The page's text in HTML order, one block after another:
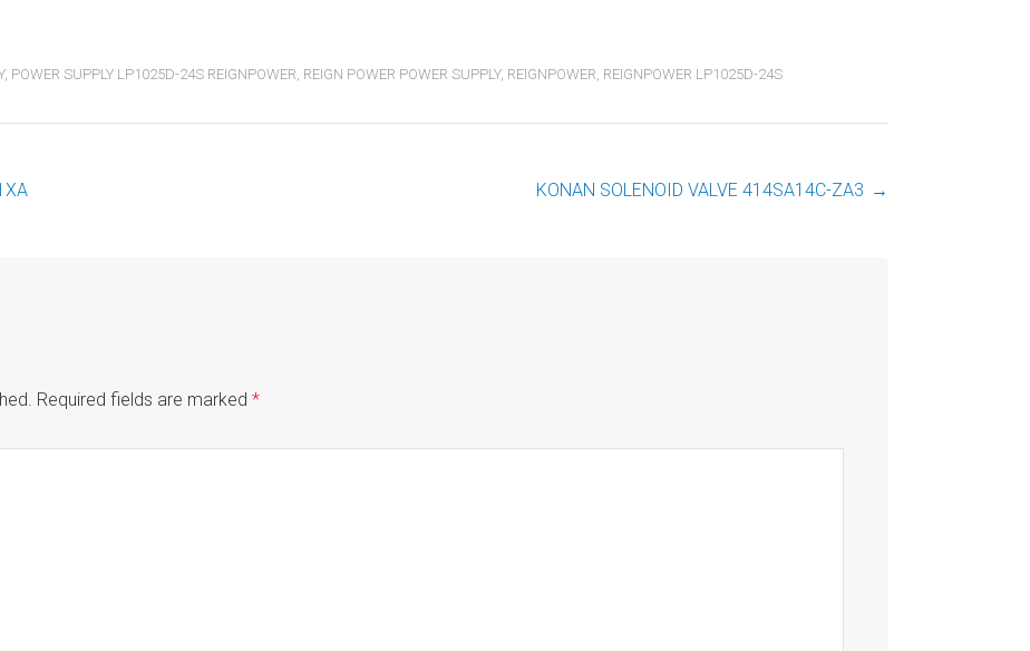
, POWER SUPPLY LP1025D-24S REIGNPOWER, REIGN POWER POWER SUPPLY, REIGNPOWER, REIGNPOWER LP1025D-24S
KONAN SOLENOID VALVE 414SA14C-ZA3 →
Required fields are marked *